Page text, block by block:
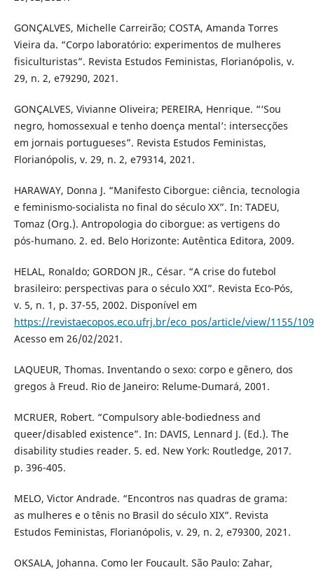
GONÇALVES, Michelle Carreirão; COSTA, Amanda Torres
Vieira da. “Corpo laboratório: experimentos de mulheres
fisiculturistas”. Revista Estudos Feministas, Florianópolis, v.
29, n. 2, e79290, 2021.
GONÇALVES, Vivianne Oliveira; PEREIRA, Henrique. “‘Sou
negro, homossexual e tenho doença mental’: intersecções
em jornais portugueses”. Revista Estudos Feministas,
Florianópolis, v. 29, n. 2, e79314, 2021.
HARAWAY, Donna J. “Manifesto Ciborgue: ciência, tecnologia
e feminismo-socialista no final do século XX”. In: TADEU,
Tomaz (Org.). Antropologia do ciborgue: as vertigens do
pós-humano. 2. ed. Belo Horizonte: Autêntica Editora, 2009.
HELAL, Ronaldo; GORDON JR., César. “A crise do futebol
brasileiro: perspectivas para o século XXI”. Revista Eco-Pós,
v. 5, n. 1, p. 37-55, 2002. Disponível em
https://revistaecopos.eco.ufrj.br/eco_pos/article/view/1155/
Acesso em 26/02/2021.
LAQUEUR, Thomas. Inventando o sexo: corpo e gênero, dos
gregos à Freud. Rio de Janeiro: Relume-Dumará, 2001.
MCRUER, Robert. “Compulsory able-bodiedness and
queer/disabled existence”. In: DAVIS, Lennard J. (Ed.). The
disability studies reader. 5. ed. New York: Routledge, 2017.
p. 396-405.
MELO, Victor Andrade. “Encontros nas quadras de grama:
as mulheres e o tênis no Brasil do século XIX”. Revista
Estudos Feministas, Florianópolis, v. 29, n. 2, e79300, 2021.
OKSALA, Johanna. Como ler Foucault. São Paulo: Zahar,